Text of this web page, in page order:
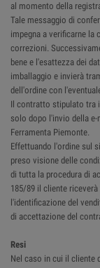
al momento della
Tale messaggio di
impegna a verificarne la
correzioni.
bene e l'esattezza dei
imballaggio e invierà
dell'ordine con
Il contratto stipulato tra
solo dopo l'invio della e-
Ferramenta Piemonte.
Effettuando l'ordine sul
preso visione delle
di tutta la procedura di
185/89 il cliente
l'identificazione del
di accettazione del
Resi
Nel caso in cui il cliente